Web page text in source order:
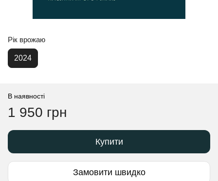
Рік врожаю
2024
В наявності
1 950 грн
Купити
Замовити швидко